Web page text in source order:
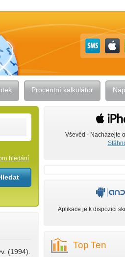
Procentní kalkulátor
hledání
(1994).
Vševěd - Nacházejte
Aplikace je k dispozici
Top Ten